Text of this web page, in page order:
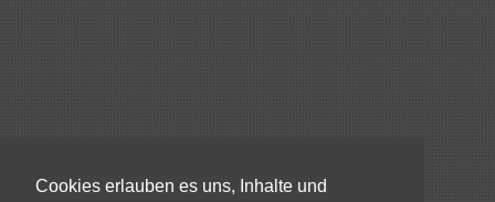
Cookies erlauben es uns, Inhalte und